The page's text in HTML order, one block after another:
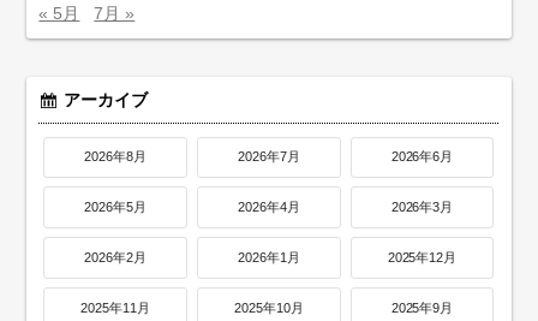
« 5月
7月 »
アーカイブ
2026年8月 2026年7月 2026年6月
2026年5月 2026年4月 2026年3月
2026年2月 2026年1月 2025年12月
2025年11月 2025年10月 2025年9月